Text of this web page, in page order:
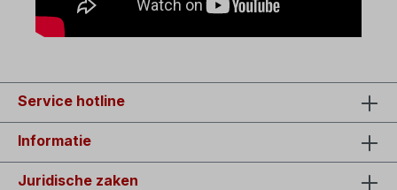
Service hotline
Informatie
Juridische zaken